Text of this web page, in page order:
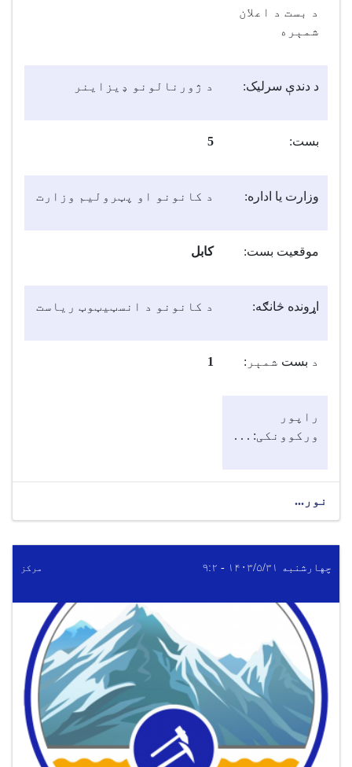
د بست د اعلان
شمېره
د دندې سرلیک: د ژورنالونو ډيزاينر
بست: 5
وزارت یا اداره: د کانونو او پټروليم وزارت
موقعیت بست: کابل
اړونده څانګه: د کانونو د انسټيټوټ رياست
د بست شمېر :
1
راپور
ورکوونکی: . . .
نور...
چهارشنبه ۱۴۰۳/۵/۳۱ - ۹:۲ مرکز